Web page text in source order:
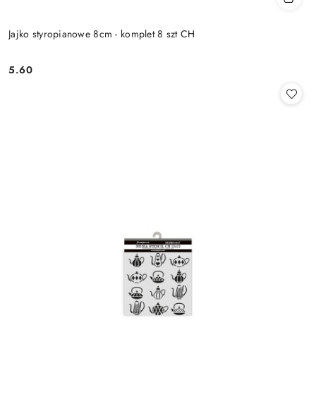
Jajko styropianowe 8cm - komplet 8 szt CH
Cena:
5.60